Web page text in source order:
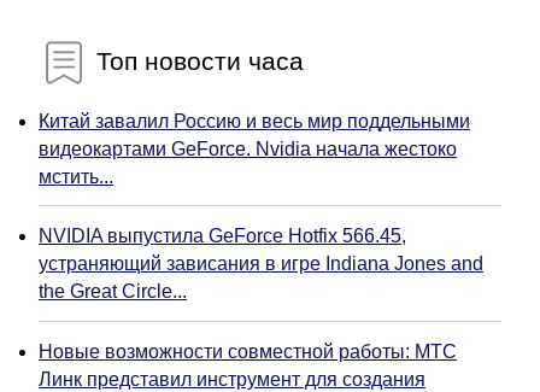
Топ новости часа
Китай завалил Россию и весь мир поддельными
видеокартами GeForce. Nvidia начала жестоко
мстить...
NVIDIA выпустила GeForce Hotfix 566.45,
устраняющий зависания в игре Indiana Jones and
the Great Circle...
Новые возможности совместной работы: МТС
Линк представил инструмент для создания